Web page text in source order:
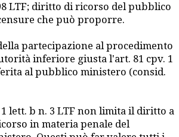
LTF; diritto di ricorso del pubblico
che può proporre.
partecipazione al procedimento
inferiore giusta l'art. 81 cpv. 1
al pubblico ministero (consid.
1 lett. b n. 3 LTF non limita il diritto a
in materia penale del